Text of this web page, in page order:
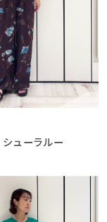
シューラルー